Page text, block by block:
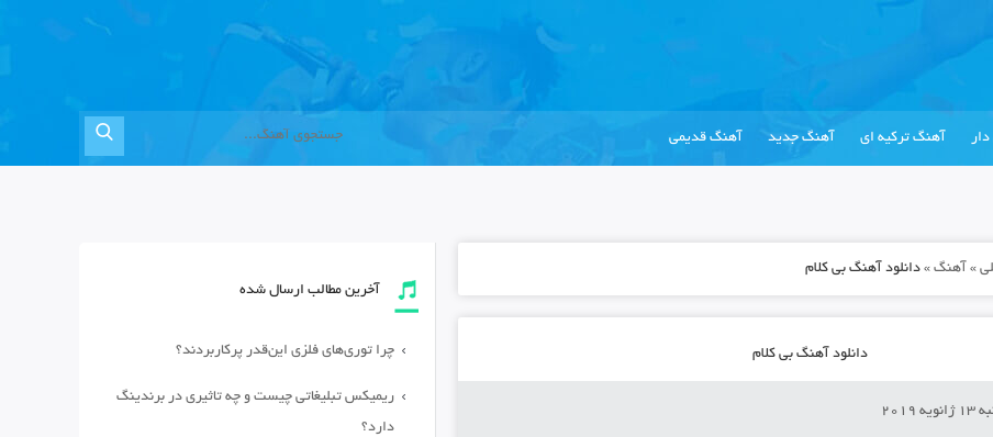
آهنگ ترکیه ای آهنگ جدید آهنگ قدیمی
» آهنگ» دانلود آهنگ بی کلام
دانلود آهنگ بی کلام
2019
آخرین مطالب ارسال شده
چرا توری‌های فلزی این‌قدر پرکاربردند؟
ریمیکس تبلیغاتی چیست و چه تاثیری در برندینگ
دارد؟